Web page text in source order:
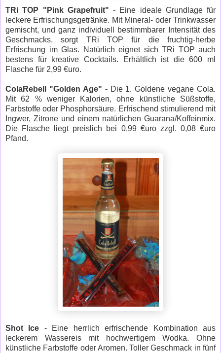
TRi TOP "Pink Grapefruit" - Eine ideale Grundlage für
leckere Erfrischungsgetränke. Mit Mineral- oder Trinkwasser
gemischt, und ganz individuell bestimmbarer Intensität des
Geschmacks, sorgt TRi TOP für die fruchtig-herbe
Erfrischung im Glas. Natürlich eignet sich TRi TOP auch
bestens für kreative Cocktails. Erhältlich ist die 600 ml
Flasche für 2,99 €uro.
ColaRebell "Golden Age" - Die 1. Goldene vegane Cola.
Mit 62 % weniger Kalorien, ohne künstliche Süßstoffe,
Farbstoffe oder Phosphorsäure. Erfrischend stimulierend mit
Ingwer, Zitrone und einem natürlichen Guarana/Koffeinmix.
Die Flasche liegt preislich bei 0,99 €uro zzgl. 0,08 €uro
Pfand.
Shot Ice - Eine herrlich erfrischende Kombination aus
leckerem Wassereis mit hochwertigem Wodka. Ohne
künstliche Farbstoffe oder Aromen. Toller Geschmack in fünf